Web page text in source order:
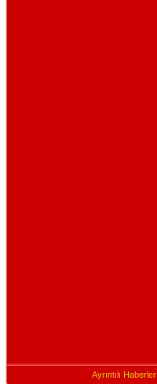
Ayrıntılı Haberler